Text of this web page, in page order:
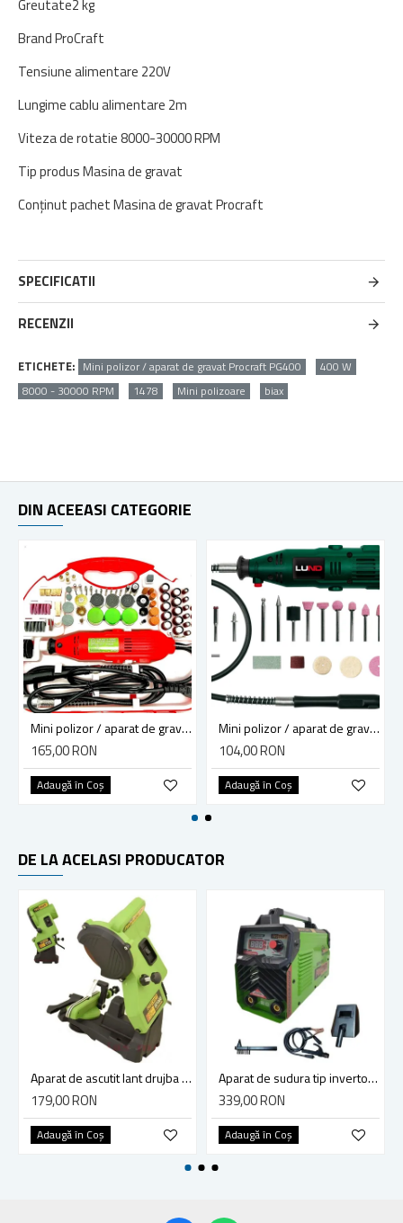
Greutate2 kg
Brand ProCraft
Tensiune alimentare 220V
Lungime cablu alimentare 2m
Viteza de rotatie 8000-30000 RPM
Tip produs Masina de gravat
Conținut pachet Masina de gravat Procraft
SPECIFICATII
RECENZII
ETICHETE: Mini polizor / aparat de gravat Procraft PG400
400 W
8000 - 30000 RPM
1478 Mini polizoare biax
DIN ACEEASI CATEGORIE
Mini polizor / aparat de gravat Craft-Tec MX605, 500 W, 117 accesorii, 12000 RPM
165,00 RON
Adaugă în Coş
Mini polizor / aparat de gravat LUND 79314, 135 W, 40 accesorii, 10000 - 35000 RPM
104,00 RON
Adaugă în Coş
DE LA ACELASI PRODUCATOR
Aparat de ascutit lant drujba , Procraft SK1000, 85 W, panza 105 mm, 5000 rotatii/minut
179,00 RON
Adaugă în Coş
Aparat de sudura tip invertor Procraft AWH285, electrod 1.6-4mm, accesorii incluse
339,00 RON
Adaugă în Coş